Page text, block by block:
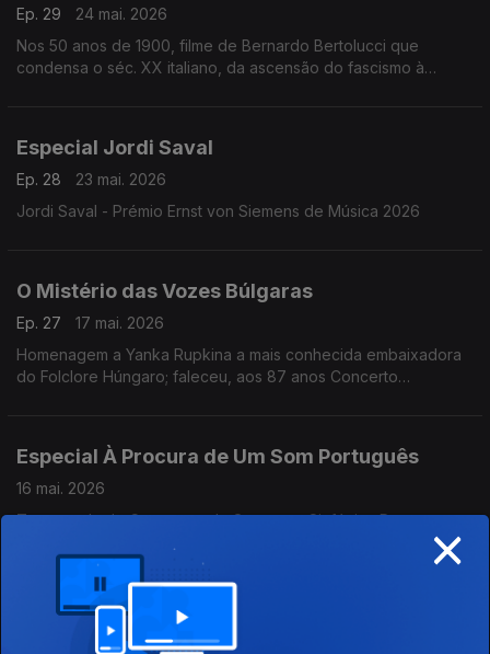
Ep. 29
24 mai. 2026
Nos 50 anos de 1900, filme de Bernardo Bertolucci que
condensa o séc. XX italiano, da ascensão do fascismo à
Especial Jordi Saval
Ep. 28
23 mai. 2026
Jordi Saval - Prémio Ernst von Siemens de Música 2026
O Mistério das Vozes Búlgaras
Ep. 27
17 mai. 2026
Homenagem a Yanka Rupkina a mais conhecida embaixadora
do Folclore Húngaro; faleceu, aos 87 anos Concerto
Especial À Procura de Um Som Português
16 mai. 2026
Temporada de Concertos da Orquestra Sinfónica Portuguesa
Orquestra Sinfónica Portuguesa; Maestro João Paulo Santos.
Obras de José Vianna da Motta, Frederico de Freitas,
Fernando Lopes-Graça e Joly Braga Santos
Echo Rising Stars - Trio Concept ao vivo na
Gulbenkian
×